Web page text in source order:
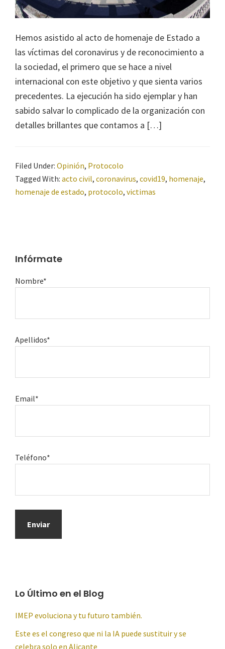
Hemos asistido al acto de homenaje de Estado a
las víctimas del coronavirus y de reconocimiento a
la sociedad, el primero que se hace a nivel
internacional con este objetivo y que sienta varios
precedentes. La ejecución ha sido ejemplar y han
sabido salvar lo complicado de la organización con
detalles brillantes que contamos a […]
Filed Under: Opinión, Protocolo
Tagged With: acto civil, coronavirus, covid19, homenaje,
homenaje de estado, protocolo, victimas
Infórmate
Nombre*
Apellidos*
Email*
Teléfono*
Lo Último en el Blog
IMEP evoluciona y tu futuro también.
Este es el congreso que ni la IA puede sustituir y se
celebra solo en Alicante